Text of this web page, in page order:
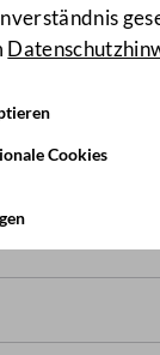
Cookies
für